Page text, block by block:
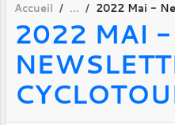
Accueil 2022 Mai -
2022 MAI -